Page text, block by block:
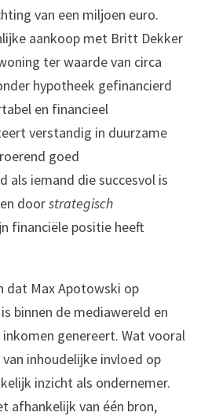
van een miljoen euro.
aankoop met Britt Dekker
ter waarde van circa
hypotheek gefinancierd
en financieel
verstandig in duurzame
goed
als iemand die succesvol is
doorstrategisch
financiële positie heeft
dat Max Apotowski op
binnen de mediawereld en
genereert. Wat vooral
inhoudelijke invloed op
inzicht als ondernemer.
afhankelijk van één bron,